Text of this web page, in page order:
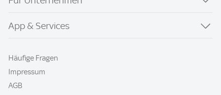
App & Services
Häufige Fragen
Impressum
AGB